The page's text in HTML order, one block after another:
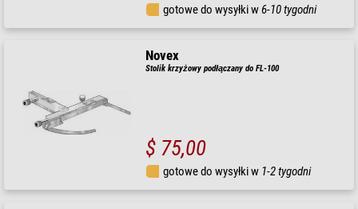
gotowe do wysyłki w6-10 tygodni
Novex
Stolik krzyżowy podłączany do FL-100
$ 75,00
gotowe do wysyłki w 1-2 tygodni